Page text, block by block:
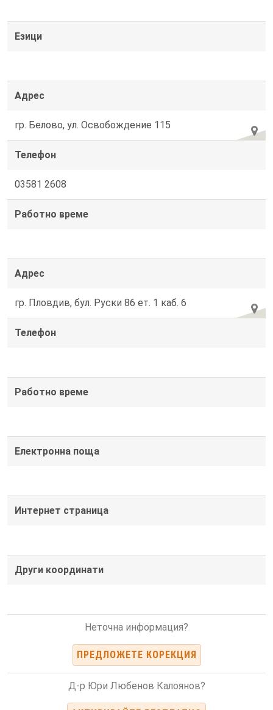
Езици
Адрес
гр. Белово, ул. Освобождение 115
Телефон
03581 2608
Работно време
Адрес
гр. Пловдив, бул. Руски 86 ет. 1 каб. 6
Телефон
Работно време
Електронна поща
Интернет страница
Други координати
Неточна информация?
ПРЕДЛОЖЕТЕ КОРЕКЦИЯ
Д-р Юри Любенов Калоянов?